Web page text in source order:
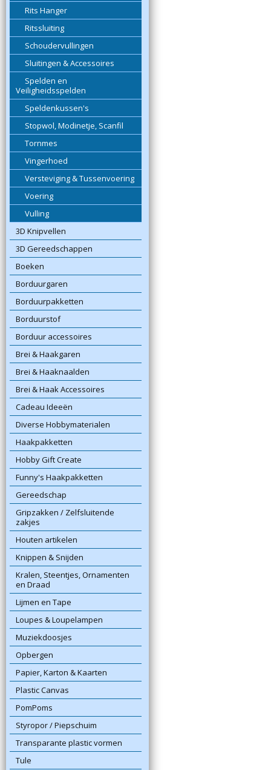
Rits Hanger
Ritssluiting
Schoudervullingen
Sluitingen & Accessoires
Spelden en
Veiligheidsspelden
Speldenkussen's
Stopwol, Modinetje, Scanfil
Tornmes
Vingerhoed
Versteviging & Tussenvoering
Voering
Vulling
3D Knipvellen
3D Gereedschappen
Boeken
Borduurgaren
Borduurpakketten
Borduurstof
Borduur accessoires
Brei & Haakgaren
Brei & Haaknaalden
Brei & Haak Accessoires
Cadeau Ideeën
Diverse Hobbymaterialen
Haakpakketten
Hobby Gift Create
Funny's Haakpakketten
Gereedschap
Gripzakken / Zelfsluitende
zakjes
Houten artikelen
Knippen & Snijden
Kralen, Steentjes, Ornamenten
en Draad
Lijmen en Tape
Loupes & Loupelampen
Muziekdoosjes
Opbergen
Papier, Karton & Kaarten
Plastic Canvas
PomPoms
Styropor / Piepschuim
Transparante plastic vormen
Tule